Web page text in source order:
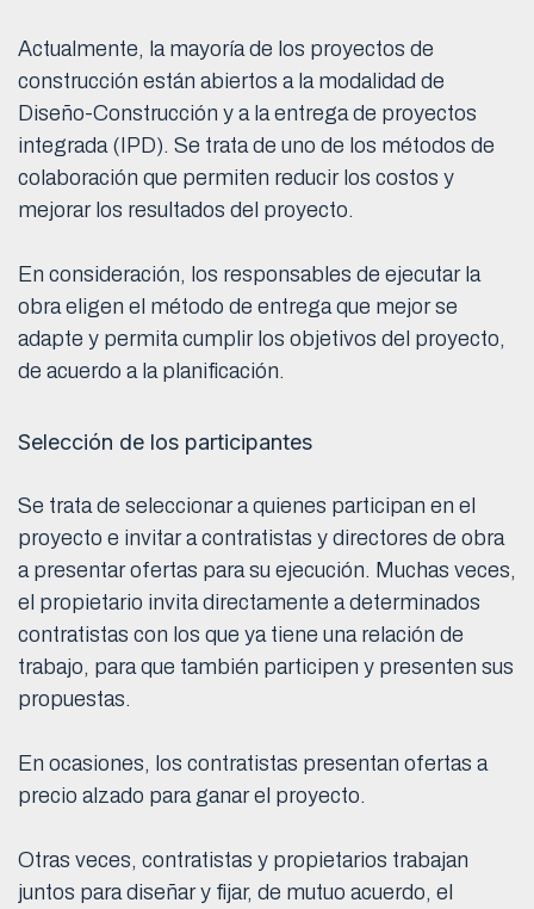
Actualmente, la mayoría de los proyectos de
construcción están abiertos a la modalidad de
Diseño-Construcción y a la entrega de proyectos
integrada (IPD). Se trata de uno de los métodos de
colaboración que permiten reducir los costos y
mejorar los resultados del proyecto.
En consideración, los responsables de ejecutar la
obra eligen el método de entrega que mejor se
adapte y permita cumplir los objetivos del proyecto,
de acuerdo a la planificación.
Selección de los participantes
Se trata de seleccionar a quienes participan en el
proyecto e invitar a contratistas y directores de obra
a presentar ofertas para su ejecución. Muchas veces,
el propietario invita directamente a determinados
contratistas con los que ya tiene una relación de
trabajo, para que también participen y presenten sus
propuestas.
En ocasiones, los contratistas presentan ofertas a
precio alzado para ganar el proyecto.
Otras veces, contratistas y propietarios trabajan
juntos para diseñar y fijar, de mutuo acuerdo, el